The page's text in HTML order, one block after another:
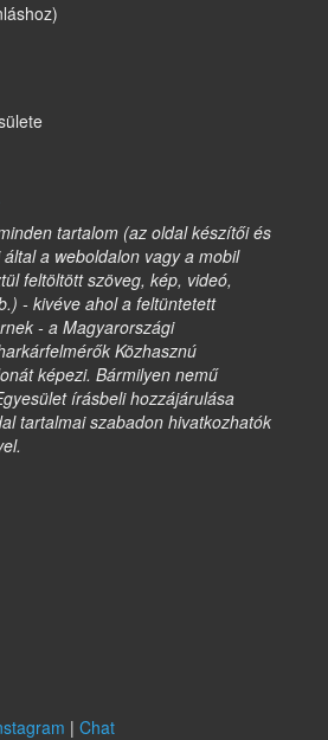
tartalom (az oldal készítői és
a weboldalon vagy a mobil
feltöltött szöveg, kép, videó,
- kivéve ahol a feltüntetett
- a Magyarországi
Közhasznú
képezi. Bármilyen nemű
írásbeli hozzájárulása
tartalmai szabadon hivatkozhatók
| Chat